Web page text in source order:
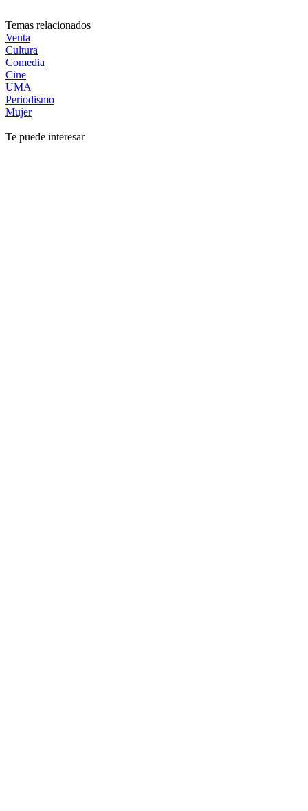
Temas relacionados
Venta
Cultura
Comedia
Cine
UMA
Periodismo
Mujer
Te puede interesar